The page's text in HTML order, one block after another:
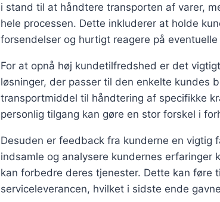
i stand til at håndtere transporten af varer,
hele processen. Dette inkluderer at holde
forsendelser og hurtigt reagere på
For at opnå høj kundetilfredshed er det
løsninger, der passer til den enkelte kundes
transportmiddel til håndtering af specifikke
personlig tilgang kan gøre en stor forskel i
Desuden er feedback fra kunderne en vigtig
indsamle og analysere kundernes erfaringer
kan forbedre deres tjenester. Dette kan føre
serviceleverancen, hvilket i sidste ende